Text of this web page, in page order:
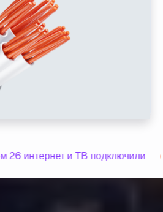
26 интернет и ТВ подключили